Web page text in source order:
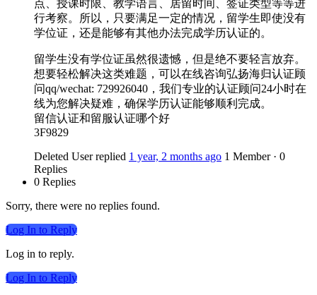
点、授课时限、教学语言、居留时间、签证类型等等进
行考察。所以，只要满足一定的情况，留学生即使没有
学位证，还是能够有其他办法完成学历认证的。
留学生没有学位证虽然很遗憾，但是绝不要轻言放弃。
想要轻松解决这类难题，可以在线咨询弘扬海归认证顾
问qq/wechat: 729926040，我们专业的认证顾问24小时在
线为您解决疑难，确保学历认证能够顺利完成。
留信认证和留服认证哪个好
3F9829
Deleted User replied 1 year, 2 months ago 1 Member · 0
Replies
0 Replies
Sorry, there were no replies found.
Log In to Reply
Log in to reply.
Log In to Reply